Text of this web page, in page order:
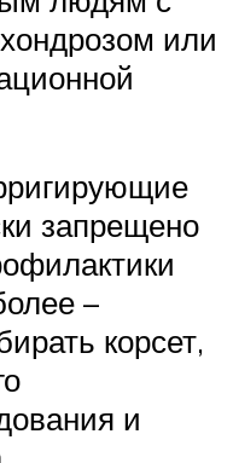
или
запрещено
–
корсет,
и